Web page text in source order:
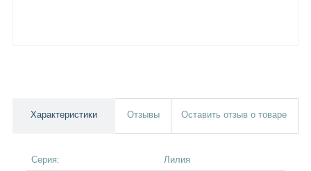
Характеристики Отзывы Оставить отзыв о товаре
Серия:
Лилия